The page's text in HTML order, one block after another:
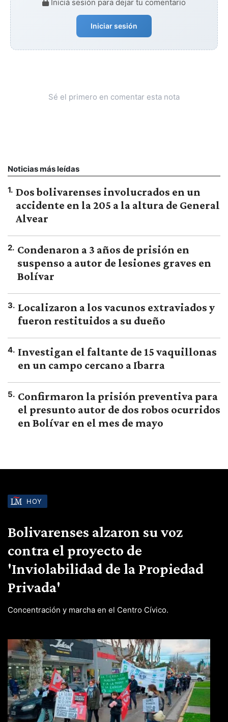
Iniciá sesión para dejar tu comentario
Iniciar sesión
Sé el primero en comentar esta nota
Noticias más leídas
1. Dos bolivarenses involucrados en un
accidente en la 205 a la altura de General
Alvear
2. Condenaron a 3 años de prisión en
suspenso a autor de lesiones graves en
Bolívar
3. Localizaron a los vacunos extraviados y
fueron restituidos a su dueño
4. Investigan el faltante de 15 vaquillonas
en un campo cercano a Ibarra
5. Confirmaron la prisión preventiva para
el presunto autor de dos robos ocurridos
en Bolívar en el mes de mayo
HOY
Bolivarenses alzaron su voz
contra el proyecto de
'Inviolabilidad de la Propiedad
Privada'
Concentración y marcha en el Centro Cívico.